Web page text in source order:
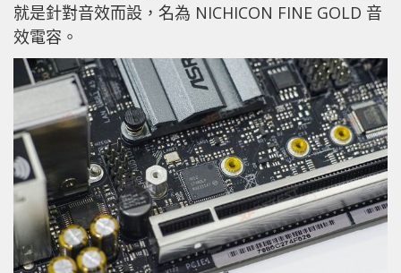
就是針對音效而設，名為 NICHICON FINE GOLD 音
效電容。